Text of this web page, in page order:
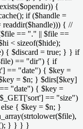
{
if ($handle =
{ //
== "." || $file ==
< sizeof($hide);
{ $discard = true; } } if
== "dir") { if
== "date") { $key =
= $n; } $dirs[$key]
"date") { $key =
== "size")
{ $key = $n; }
} } } }